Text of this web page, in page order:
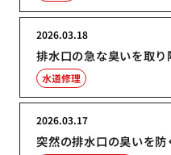
排水口の急な臭いを取
2026.03.18
水道修理
突然の排水口の臭いを
2026.03.17